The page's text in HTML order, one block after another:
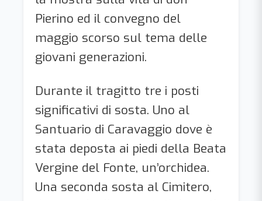
Pierino ed il convegno del
maggio scorso sul tema delle
giovani generazioni.
Durante il tragitto tre i posti
significativi di sosta. Uno al
Santuario di Caravaggio dove è
stata deposta ai piedi della Beata
Vergine del Fonte, un’orchidea.
Una seconda sosta al Cimitero,